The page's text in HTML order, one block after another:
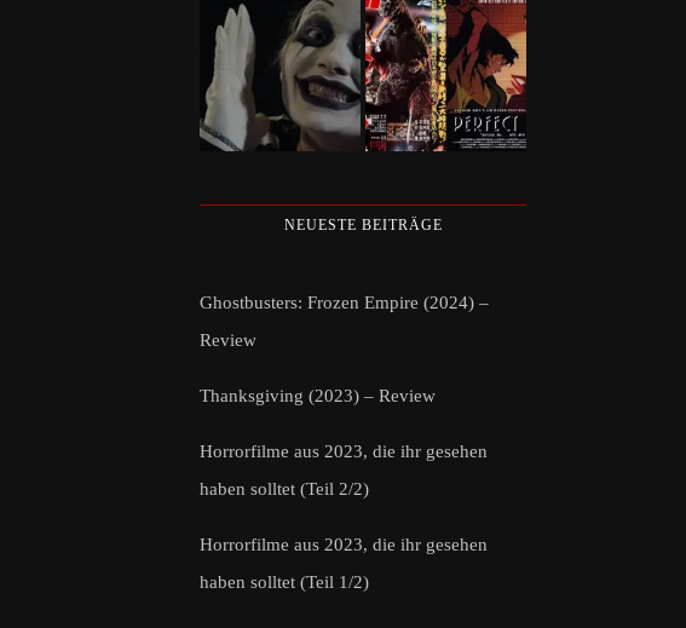
NEUESTE BEITRÄGE
Ghostbusters: Frozen Empire (2024) –
Review
Thanksgiving (2023) – Review
Horrorfilme aus 2023, die ihr gesehen
haben solltet (Teil 2/2)
Horrorfilme aus 2023, die ihr gesehen
haben solltet (Teil 1/2)